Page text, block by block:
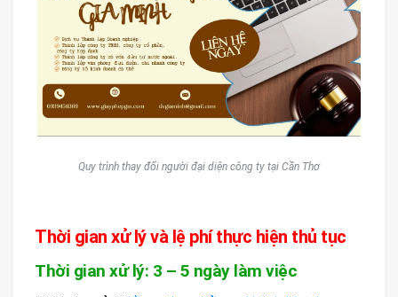
Quy trình thay đổi người đại diện công ty tại Cần Thơ
Thời gian xử lý và lệ phí thực hiện thủ tục
Thời gian xử lý: 3 – 5 ngày làm việc